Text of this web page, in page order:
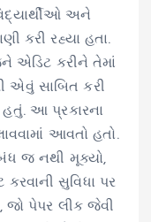
અને
કરી રહ્યા હતા.
એડિટ કરીને તેમાં
એવું સાબિત કરી
હતું. આ પ્રકારના
આવતો હતો.
જ નથી મૂક્યો,
સુવિધા પર
જો પેપર લીક જેવી